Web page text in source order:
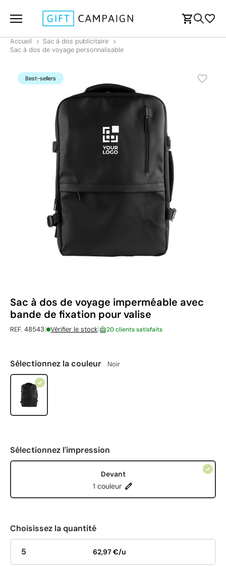
Accueil
Sac à dos publicitaire
Sac à dos de voyage personnalisable
Best-sellers
Sac à dos de voyage imperméable avec
bande de fixation pour valise
REF. 48543| Vérifier le stock| 20 clients satisfaits
Sélectionnez la couleur Noir
Sélectionnez l'impression
Devant
1 couleur
Choisissez la quantité
5 62,97 €/u